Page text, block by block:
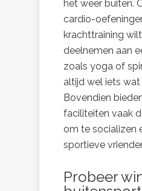
het weer buiten.
cardio-
krachttraining
deelnemen aan
zoals yoga of
altijd wel iets wat
Bovendien
faciliteiten vaak
om te socializen
sportieve
Probeer